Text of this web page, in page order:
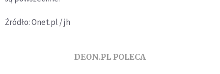
Źródło: Onet.pl / jh
DEON.PL POLECA